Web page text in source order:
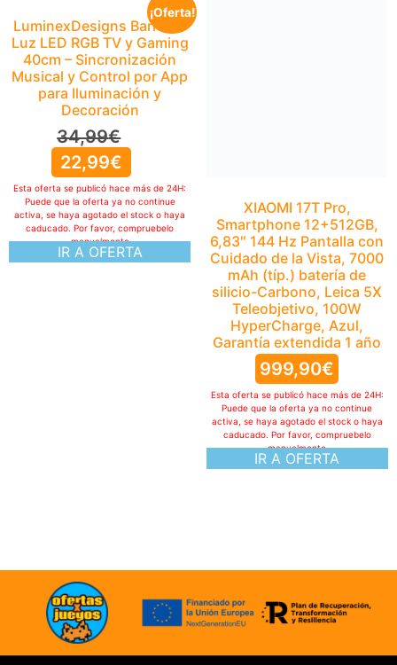
¡Oferta!
LuminexDesigns Barra de
Luz LED RGB TV y Gaming
40cm – Sincronización
Musical y Control por App
para Iluminación y
Decoración
34,99€
22,99€
IR A OFERTA
Esta oferta se publicó hace más de 24H:
Puede que la oferta ya no continue
activa, se haya agotado el stock o haya
caducado. Por favor, compruebelo
manualmente
XIAOMI 17T Pro,
Smartphone 12+512GB,
6,83″ 144 Hz Pantalla con
Cuidado de la Vista, 7000
mAh (típ.) batería de
silicio-Carbono, Leica 5X
Teleobjetivo, 100W
HyperCharge, Azul,
Garantía extendida 1 año
999,90€
IR A OFERTA
Esta oferta se publicó hace más de 24H:
Puede que la oferta ya no continue
activa, se haya agotado el stock o haya
caducado. Por favor, compruebelo
manualmente